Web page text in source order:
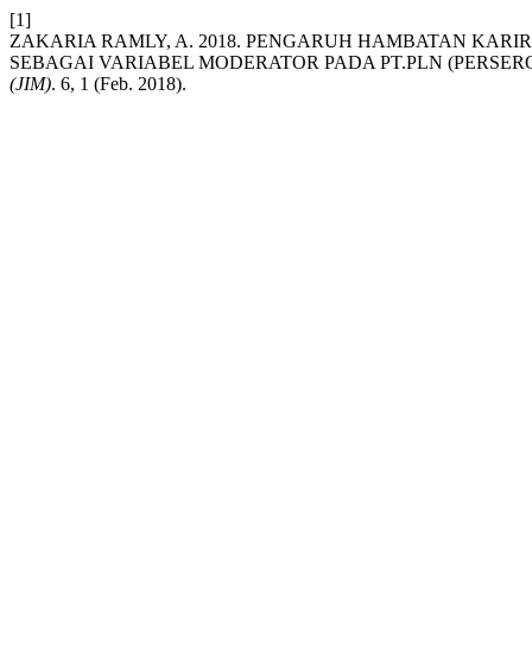
[1]
ZAKARIA RAMLY, A. 2018. PENGARUH HAMBATAN
SEBAGAI VARIABEL MODERATOR PADA PT.PLN
(JIM). 6, 1 (Feb. 2018).